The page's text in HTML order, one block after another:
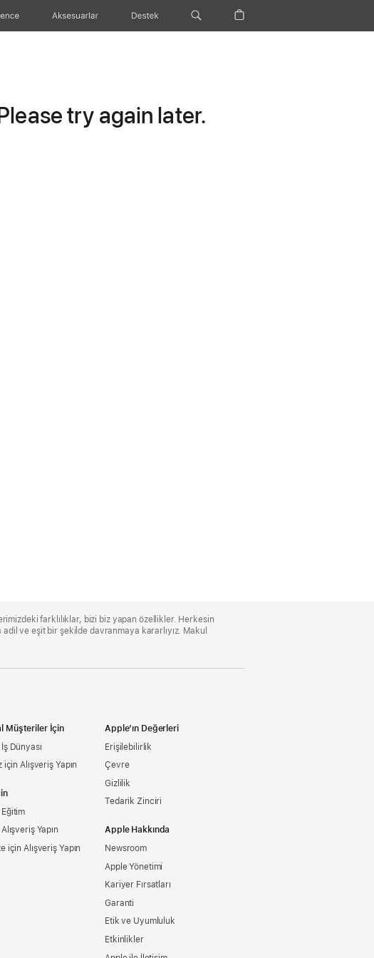
Aksesuarlar Destek
try again later.
farklılıklar, bizi biz yapan özellikler. Herkesin
ve eşit bir şekilde davranmaya kararlıyız. Makul
Müşteriler İçin
Dünyası
Alışveriş Yapın
Yapın
için Alışveriş Yapın
Apple’ın Değerleri
Erişilebilirlik
Çevre
Gizlilik
Tedarik Zinciri
Apple Hakkında
Newsroom
Apple Yönetimi
Kariyer Fırsatları
Garanti
Etik ve Uyumluluk
Etkinlikler